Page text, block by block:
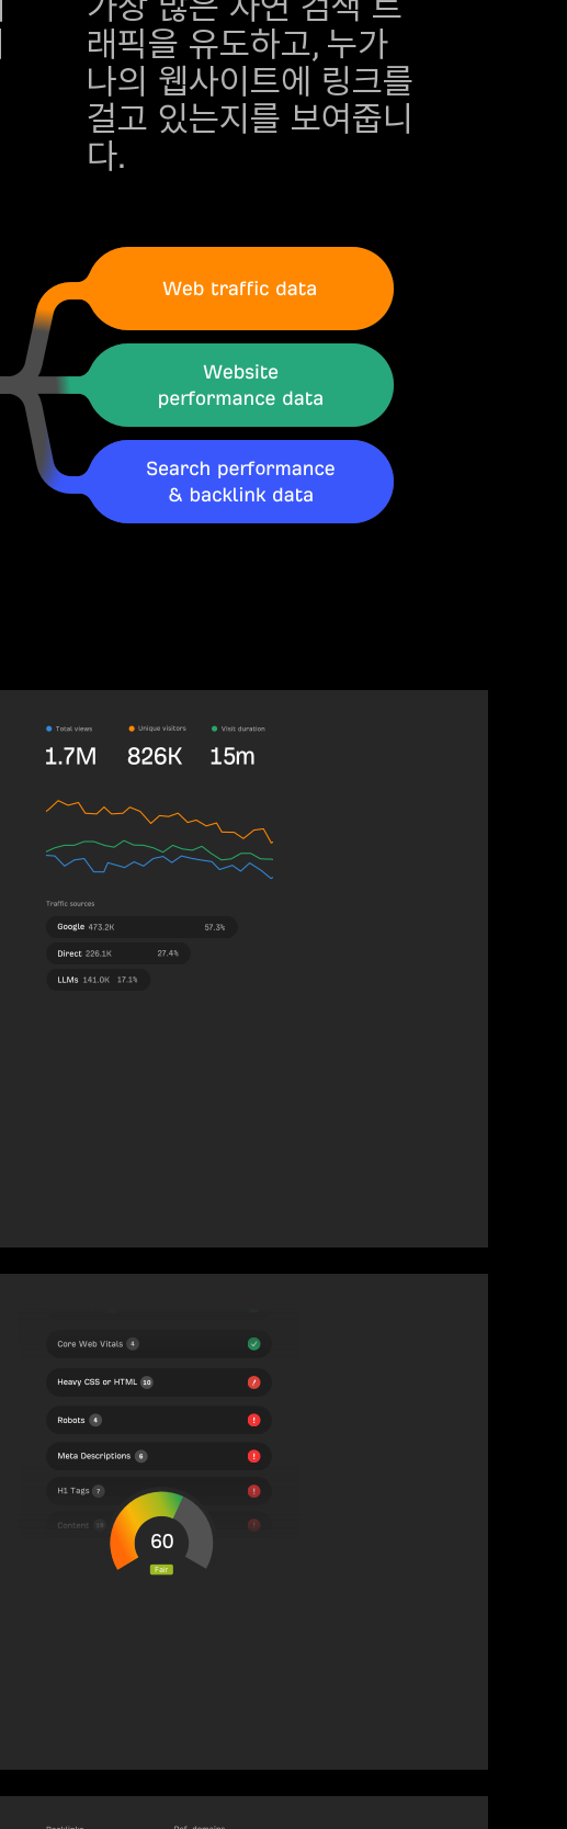
가장 많은 자연 검색 트
래픽을 유도하고, 누가
나의 웹사이트에 링크를
걸고 있는지를 보여줍니
다.